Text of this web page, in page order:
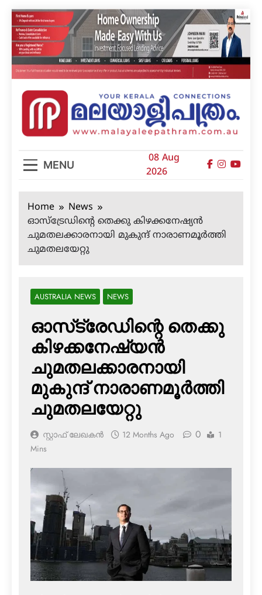
Skip
to
content
മലയാളിപത്രം
MENU
08 Aug
2026
Home
News
ഓസ്‌ട്രേഡിന്റെ തെക്കു കിഴക്കനേഷ്യന്‍
ചുമതലക്കാരനായി മുകുന്ദ് നാരാണമൂര്‍ത്തി
ചുമതലയേറ്റു
AUSTRALIA NEWS NEWS
ഓസ്‌ട്രേഡിന്റെ തെക്കു
കിഴക്കനേഷ്യന്‍
ചുമതലക്കാരനായി
മുകുന്ദ് നാരാണമൂര്‍ത്തി
ചുമതലയേറ്റു
സ്റ്റാഫ് ലേഖകൻ 12 Months Ago 0
1
Mins